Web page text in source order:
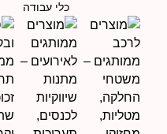
כלי עבודה